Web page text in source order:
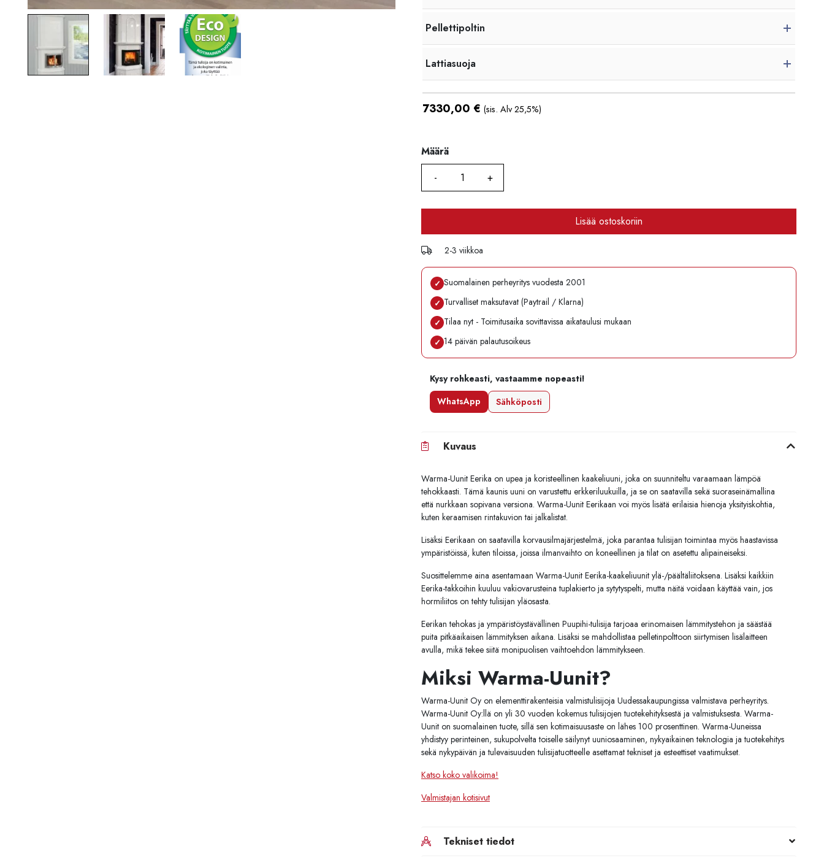
Pellettipoltin
Lattiasuoja
7330,00 € (sis. Alv 25,5%)
Määrä
Määrä
Lisää ostoskoriin
2-3 viikkoa
✓ Suomalainen perheyritys vuodesta 2001
✓ Turvalliset maksutavat (Paytrail / Klarna)
✓ Tilaa nyt - Toimitusaika sovittavissa aikataulusi mukaan
✓ 14 päivän palautusoikeus
Kysy rohkeasti, vastaamme nopeasti!
WhatsApp
Sähköposti
Kuvaus
Warma-Uunit Eerika on upea ja koristeellinen kaakeliuuni, joka on suunniteltu varaamaan lämpöä
tehokkaasti. Tämä kaunis uuni on varustettu erkkeriluukuilla, ja se on saatavilla sekä suoraseinämallina
että nurkkaan sopivana versiona. Warma-Uunit Eerikaan voi myös lisätä erilaisia hienoja yksityiskohtia,
kuten keraamisen rintakuvion tai jalkalistat.
Lisäksi Eerikaan on saatavilla korvausilmajärjestelmä, joka parantaa tulisijan toimintaa myös haastavissa
ympäristöissä, kuten tiloissa, joissa ilmanvaihto on koneellinen ja tilat on asetettu alipaineiseksi.
Suosittelemme aina asentamaan Warma-Uunit Eerika-kaakeliuunit ylä-/päältäliitoksena. Lisäksi kaikkiin
Eerika-takkoihin kuuluu vakiovarusteina tuplakierto ja sytytyspelti, mutta näitä voidaan käyttää vain, jos
hormiliitos on tehty tulisijan yläosasta.
Eerikan tehokas ja ympäristöystävällinen Puupihi-tulisija tarjoaa erinomaisen lämmitystehon ja säästää
puita pitkäaikaisen lämmityksen aikana. Lisäksi se mahdollistaa pelletinpolttoon siirtymisen lisälaitteen
avulla, mikä tekee siitä monipuolisen vaihtoehdon lämmitykseen.
Miksi Warma-Uunit?
Warma-Uunit Oy on elementtirakenteisia valmistulisijoja Uudessakaupungissa valmistava perheyritys.
Warma-Uunit Oy:llä on yli 30 vuoden kokemus tulisijojen tuotekehityksestä ja valmistuksesta. Warma-
Uunit on suomalainen tuote, sillä sen kotimaisuusaste on lähes 100 prosenttinen. Warma-Uuneissa
yhdistyy perinteinen, sukupolvelta toiselle säilynyt uuniosaaminen, nykyaikainen teknologia ja tuotekehitys
sekä nykypäivän ja tulevaisuuden tulisijatuotteelle asettamat tekniset ja esteettiset vaatimukset.
Katso koko valikoima!
Valmistajan kotisivut
Tekniset tiedot